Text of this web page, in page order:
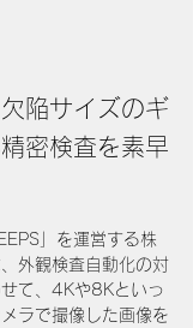
陥サイズのギ
密検査を素早
」を運営する株
外観検査自動化の対
て、4Kや8Kといっ
ラで撮像した画像を